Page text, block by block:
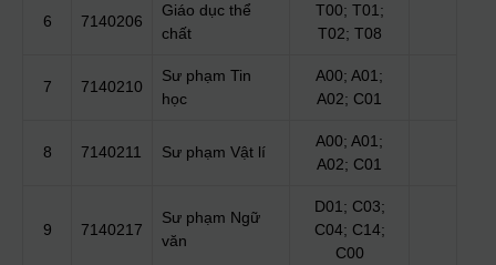
6 7140206
Giáo dục thể
chất
T00; T01;
T02; T08
7 7140210
Sư phạm Tin
học
A00; A01;
A02; C01
8 7140211 Sư phạm Vật lí
A00; A01;
A02; C01
9 7140217
Sư phạm Ngữ
văn
D01; C03;
C04; C14;
C00